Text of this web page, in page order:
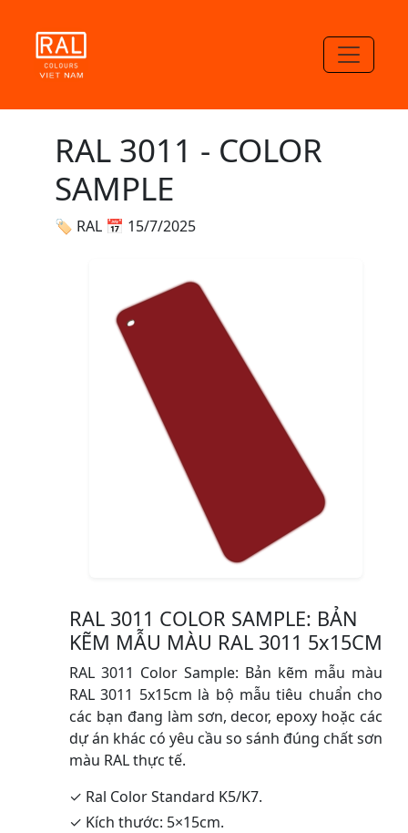
RAL 3011 - COLOR
SAMPLE
🏷 RAL 📅 15/7/2025
RAL 3011 COLOR SAMPLE: BẢN
KẼM MẪU MÀU RAL 3011 5x15CM
RAL 3011 Color Sample: Bản kẽm mẫu màu
RAL 3011 5x15cm là bộ mẫu tiêu chuẩn cho
các bạn đang làm sơn, decor, epoxy hoặc các
dự án khác có yêu cầu so sánh đúng chất sơn
màu RAL thực tế.
✓ Ral Color Standard K5/K7.
✓ Kích thước: 5×15cm.